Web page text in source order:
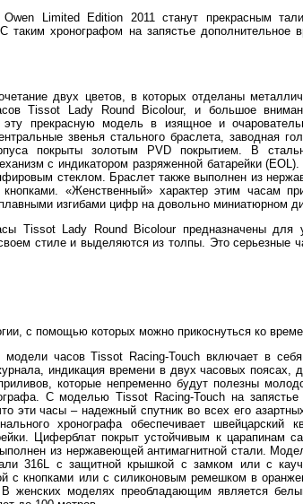
Limited Edition 2011 станут прекрасным
таким хронографом на запястье дополнительное
двух цветов, в которых отделаны
Tissot Lady Round Bicolour, и большое
прекрасную модель в изящное и
звенья стального браслета, заводная
покрыты золотым PVD покрытием. В
с индикатором разряженной батарейки
стеклом. Браслет также выполнен из
кнопками. «Женственный» характер этим часам
изгибами цифр на довольно миниатюрном
Tissot Lady Round Bicolour предназначены для
стиле и выделяются из толпы. Это серьезные
с помощью которых можно прикоснуться ко
модели часов Tissot Racing-Touch включает в
индикация времени в двух часовых поясах,
которые непременно будут полезны
С моделью Tissot Racing-Touch на
эти часы – надежный спутник во всех его
хронографа обеспечивает швейцарский
Циферблат покрыт устойчивым к царапинам
из нержавеющей антимагнитной стали.
316L с защитной крышкой с замком или с
с кнопками или с силиконовым ремешком в
женских моделях преобладающим является